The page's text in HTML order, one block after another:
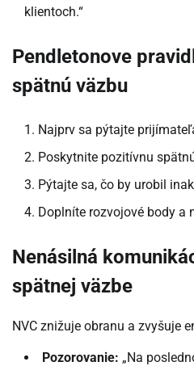
klientoch.“
Pendletonove
spätnú väzbu
Najprv sa pýtajte
Poskytnite pozitívnu
Pýtajte sa, čo by urobil
Doplníte rozvojové body a
Nenásilná
spätnej väzbe
NVC znižuje obranu a zvyšuje
Pozorovanie: „Na